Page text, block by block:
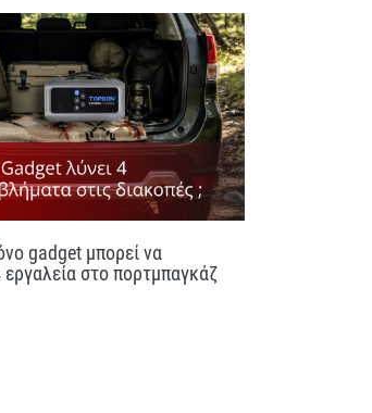
gadget μπορεί να
εργαλεία στο πορτμπαγκάζ